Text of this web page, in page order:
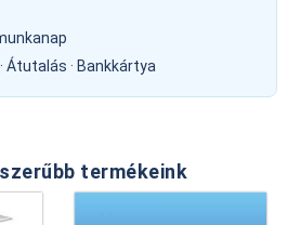
Átutalás · Bankkártya
termékeink